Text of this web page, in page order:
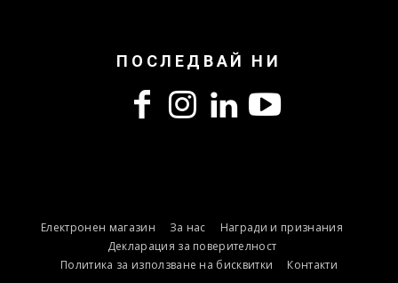
ПОСЛЕДВАЙ НИ
Електронен магазин За нас
Награди и признания
Декларация за поверителност
Политика за използване на бисквитки
Контакти